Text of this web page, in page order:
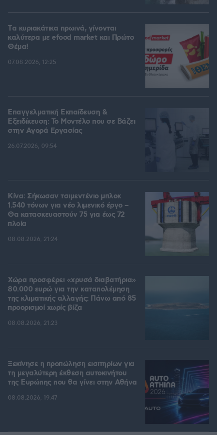
Tα κυριακάτικα πρωινά, γίνονται
καλύτερα με efood market και Πρώτο
Θέμα!
07.08.2026, 12:25
Επαγγελματική Εκπαίδευση &
Εξειδίκευση: Το Mοντέλο που σε Bάζει
στην Aγορά Eργασίας
26.07.2026, 09:54
Κίνα: Σήκωσαν τσιμεντένιο μπλοκ
1.540 τόνων για νέο λιμενικό έργο –
Θα κατασκευαστούν 75 για έως 72
πλοία
08.08.2026, 21:24
Χώρα προσφέρει «χρυσά διαβατήρια»
80.000 ευρώ για την καταπολέμηση
της κλιματικής αλλαγής: Πάνω από 85
προορισμοί χωρίς βίζα
08.08.2026, 21:23
Ξεκίνησε η προπώληση εισιτηρίων για
τη μεγαλύτερη έκθεση αυτοκινήτου
της Ευρώπης που θα γίνει στην Αθήνα
08.08.2026, 19:47